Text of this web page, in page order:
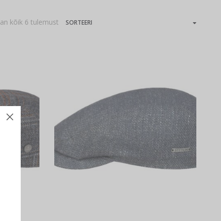
kõik 6 tulemust